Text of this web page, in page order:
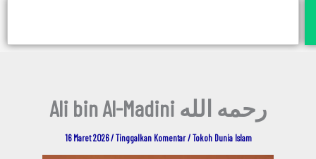
Ali bin Al-Madini رحمه الله
16 Maret 2026/Tinggalkan Komentar /Tokoh Dunia Islam